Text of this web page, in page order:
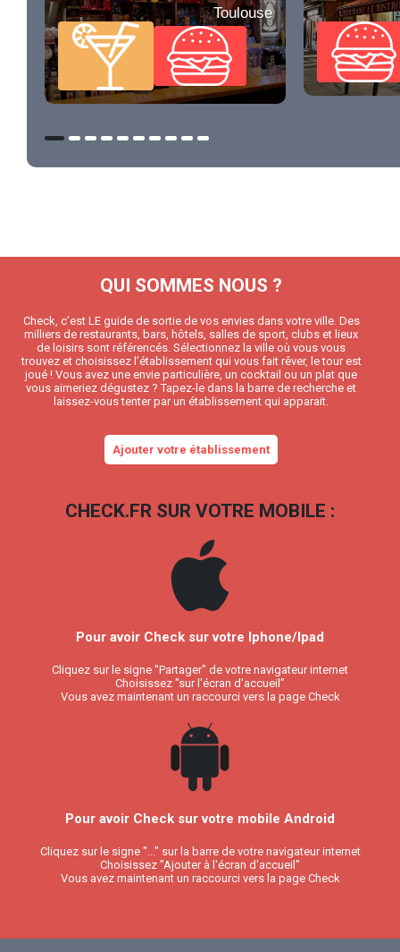
Toulouse
QUI SOMMES NOUS ?
Check, c’est LE guide de sortie de vos envies dans votre ville. Des
milliers de restaurants, bars, hôtels, salles de sport, clubs et lieux
de loisirs sont référencés. Sélectionnez la ville où vous vous
trouvez et choisissez l’établissement qui vous fait rêver, le tour est
joué ! Vous avez une envie particulière, un cocktail ou un plat que
vous aimeriez dégustez ? Tapez-le dans la barre de recherche et
laissez-vous tenter par un établissement qui apparait.
Ajouter votre établissement
CHECK.FR SUR VOTRE MOBILE :
Pour avoir Check sur votre Iphone/Ipad
Cliquez sur le signe "Partager" de votre navigateur internet
Choisissez "sur l'écran d'accueil"
Vous avez maintenant un raccourci vers la page Check
Pour avoir Check sur votre mobile Android
Cliquez sur le signe "..." sur la barre de votre navigateur internet
Choisissez "Ajouter à l'écran d'accueil"
Vous avez maintenant un raccourci vers la page Check